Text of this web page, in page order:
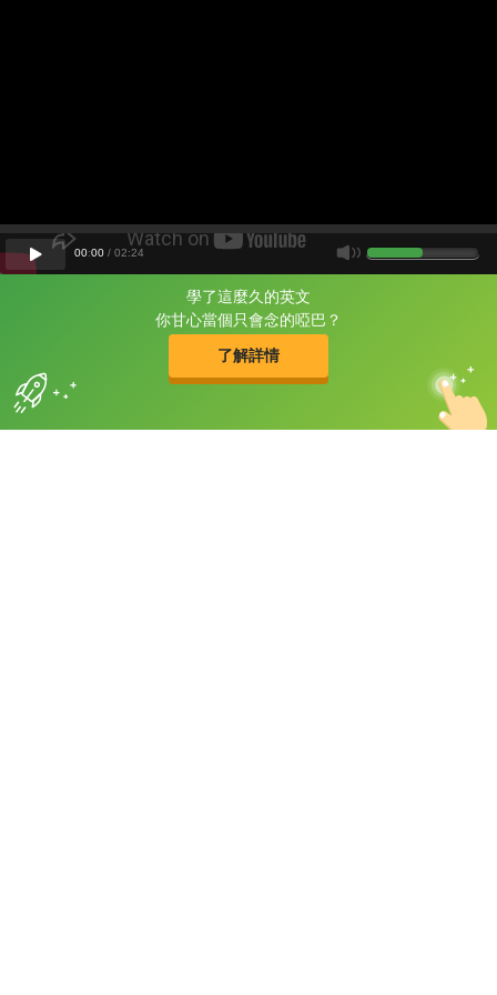
學了這麼久的英文
你甘心當個只會念的啞巴？
了解詳情
片尾有
攻其不背
的品牌故事
00:00 / 02:24